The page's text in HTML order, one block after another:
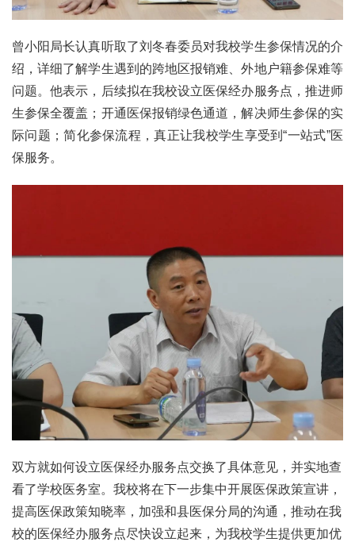
曾小阳局长认真听取了刘冬春委员对我校学生参保情况的介
绍，详细了解学生遇到的跨地区报销难、外地户籍参保难等
问题。他表示，后续拟在我校设立医保经办服务点，推进师
生参保全覆盖；开通医保报销绿色通道，解决师生参保的实
际问题；简化参保流程，真正让我校学生享受到“一站式”医
保服务。
双方就如何设立医保经办服务点交换了具体意见，并实地查
看了学校医务室。我校将在下一步集中开展医保政策宣讲，
提高医保政策知晓率，加强和县医保分局的沟通，推动在我
校的医保经办服务点尽快设立起来，为我校学生提供更加优